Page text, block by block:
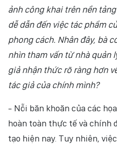
ảnh công khai trên nền
dễ dẫn đến việc tác phẩm
phong cách. Nhân đây, bà
nhìn tham vấn từ nhà quản
giả nhận thức rõ ràng hơn
tác giả của chính mình?
- Nỗi băn khoăn của các
hoàn toàn thực tế và chính
tạo hiện nay. Tuy nhiên,